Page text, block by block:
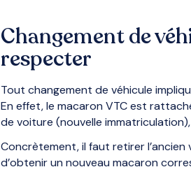
Changement de
respecter
Tout changement de véhicule
En effet, le macaron VTC est
de voiture (nouvelle
Concrètement, il faut retirer l’ancien
d’obtenir un nouveau macaron